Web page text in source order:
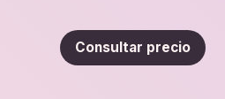
Consultar precio